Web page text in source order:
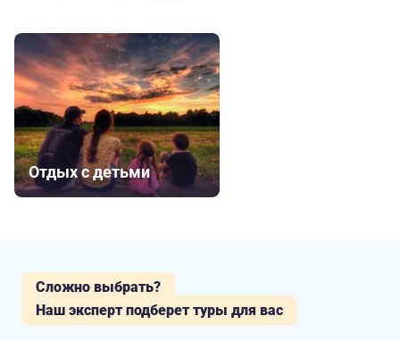
Отдых с детьми
Сложно выбрать?
Наш эксперт подберет туры для вас